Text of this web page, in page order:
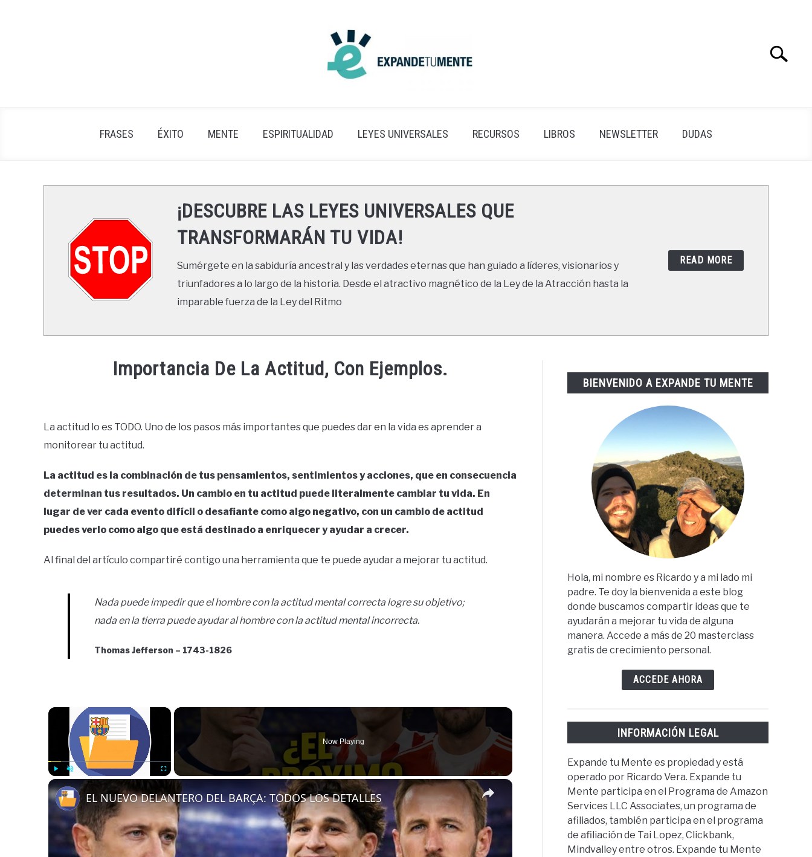
Search
FRASES ÉXITO MENTE ESPIRITUALIDAD LEYES UNIVERSALES RECURSOS LIBROS NEWSLETTER DUDAS
¡DESCUBRE LAS LEYES UNIVERSALES QUE
TRANSFORMARÁN TU VIDA!
Sumérgete en la sabiduría ancestral y las verdades eternas que han guiado a líderes, visionarios y
triunfadores a lo largo de la historia. Desde el atractivo magnético de la Ley de la Atracción hasta la
imparable fuerza de la Ley del Ritmo
READ MORE
Importancia De La Actitud, Con Ejemplos.
in
La actitud lo es TODO. Uno de los pasos más importantes que puedes dar en la vida es aprender a
monitorear tu actitud.
La actitud es la combinación de tus pensamientos, sentimientos y acciones, que en consecuencia
determinan tus resultados. Un cambio en tu actitud puede literalmente cambiar tu vida. En
lugar de ver cada evento difícil o desafiante como algo negativo, con un cambio de actitud
puedes verlo como algo que está destinado a enriquecer y ayudar a crecer.
Al final del artículo compartiré contigo una herramienta que te puede ayudar a mejorar tu actitud.
Nada puede impedir que el hombre con la actitud mental correcta logre su objetivo;
nada en la tierra puede ayudar al hombre con la actitud mental incorrecta.
Thomas Jefferson – 1743-1826
×
Now Playing
×
EL NUEVO DELANTERO DEL BARÇA: TODOS LOS DETALLES
BIENVENIDO A EXPANDE TU MENTE
Hola, mi nombre es Ricardo y a mi lado mi
padre. Te doy la bienvenida a este blog
donde buscamos compartir ideas que te
ayudarán a mejorar tu vida de alguna
manera. Accede a más de 20 masterclass
gratis de crecimiento personal.
ACCEDE AHORA
INFORMACIÓN LEGAL
Expande tu Mente es propiedad y está
operado por Ricardo Vera. Expande tu
Mente participa en el Programa de Amazon
Services LLC Associates, un programa de
afiliados, también participa en el programa
de afiliación de Tai Lopez, Clickbank,
Mindvalley entre otros. Expande tu Mente